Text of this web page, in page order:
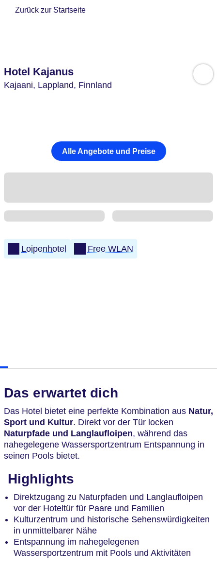
Zurück zur Startseite
Hotel Kajanus
Kajaani, Lappland, Finnland
Alle Angebote und Preise
Loipenhotel Free WLAN
Das erwartet dich
Das Hotel bietet eine perfekte Kombination aus Natur,
Sport und Kultur. Direkt vor der Tür locken
Naturpfade und Langlaufloipen, während das
nahegelegene Wassersportzentrum Entspannung in
seinen Pools bietet.
Highlights
Direktzugang zu Naturpfaden und Langlaufloipen
vor der Hoteltür für Paare und Familien
Kulturzentrum und historische Sehenswürdigkeiten
in unmittelbarer Nähe
Entspannung im nahegelegenen
Wassersportzentrum mit Pools und Aktivitäten